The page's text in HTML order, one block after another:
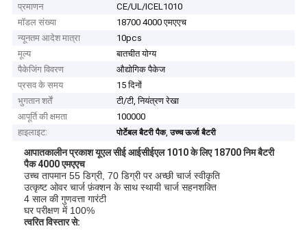
प्रमाणन
CE/UL/ICEL1010
मॉडल संख्या
18700 4000 एमएएच
न्यूनतम आदेश मात्रा
10pcs
मूल्य
बातचीत योग्य
पैकेजिंग विवरण
औद्योगिक पैकेज
प्रसव के समय
15 दिनों
भुगतान शर्तें
टी/टी, नियंत्रण रेखा
आपूर्ति की क्षमता
100000
हाइलाइट:
पोर्टेबल बैटरी पैक,उच्च ऊर्जा बैटरी
आपातकालीन प्रकाश यूएल सीई आईसीईएल 1010 के लिए 18700 निम बैटरी
पैक 4000 एमएएच
उच्च तापमान 55 डिग्री, 70 डिग्री पर अच्छी चार्ज स्वीकृति
उत्कृष्ट ओवर चार्ज फ़ंक्शन के साथ स्थायी चार्ज सहनशक्ति
4 साल की गुणवत्ता गारंटी
घर परीक्षण में 100%
त्वरित विस्तार से: